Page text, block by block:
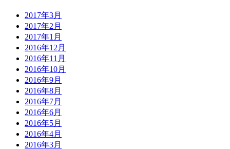
2017年3月
2017年2月
2017年1月
2016年12月
2016年11月
2016年10月
2016年9月
2016年8月
2016年7月
2016年6月
2016年5月
2016年4月
2016年3月